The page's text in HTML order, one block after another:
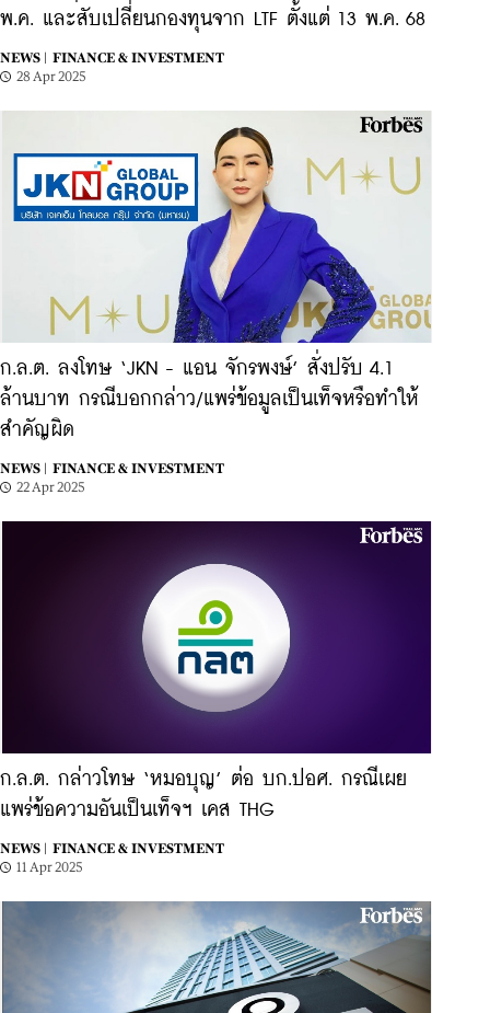
พ.ค. และสับเปลี่ยนกองทุนจาก LTF ตั้งแต่ 13 พ.ค. 68
NEWS |
FINANCE & INVESTMENT
28 Apr 2025
ก.ล.ต. ลงโทษ ‘JKN - แอน จักรพงษ์’ สั่งปรับ 4.1
ล้านบาท กรณีบอกกล่าว/แพร่ข้อมูลเป็นเท็จหรือทำให้
สำคัญผิด
NEWS |
FINANCE & INVESTMENT
22 Apr 2025
ก.ล.ต. กล่าวโทษ ‘หมอบุญ’ ต่อ บก.ปอศ. กรณีเผย
แพร่ข้อความอันเป็นเท็จฯ เคส THG
NEWS |
FINANCE & INVESTMENT
11 Apr 2025